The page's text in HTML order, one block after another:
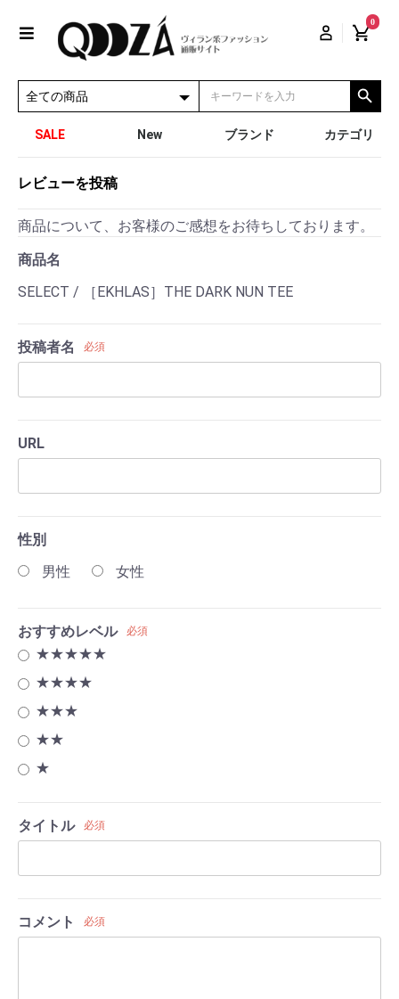
0
SALE New ブランド カテゴリ
レビューを投稿
商品について、お客様のご感想をお待ちしております。
商品名
SELECT / ［EKHLAS］THE DARK NUN TEE
投稿者名 必須
URL
性別
男性
女性
おすすめレベル 必須
★★★★★
★★★★
★★★
★★
★
タイトル 必須
コメント 必須